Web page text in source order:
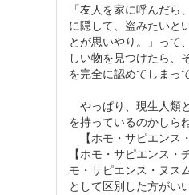
「友人を家に呼んだ
に隠して、盗みたいと
とが思いやり。」って
しい物を見つけたら、
を完全に認めてしまっ
やっぱり、現生人類
を持っているのかしらね
【ホモ・サピエンス
【ホモ・サピエンス
モ・サピエンス・ヌス
として区別した方がい